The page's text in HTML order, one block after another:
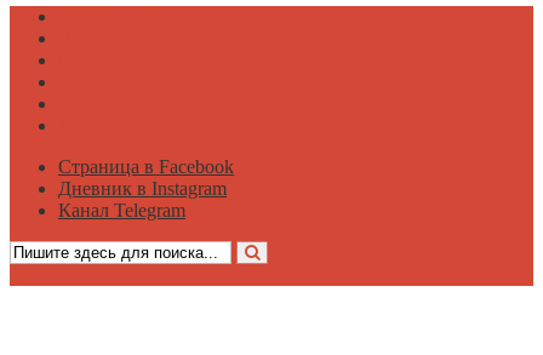
Страница в Facebook
Дневник в Instagram
Канал Telegram